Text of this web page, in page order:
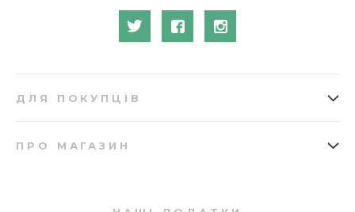
ДЛЯ ПОКУПЦІВ
ПРО МАГАЗИН